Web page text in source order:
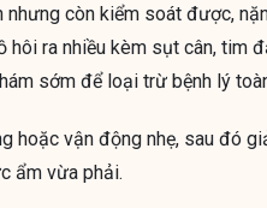
nhưng còn kiểm soát được,
ra nhiều kèm sụt cân, tim
sớm để loại trừ bệnh lý
hoặc vận động nhẹ, sau đó
ẩm vừa phải.